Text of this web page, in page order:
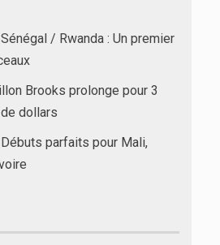
/ Rwanda : Un premier
Brooks prolonge pour 3
dollars
parfaits pour Mali,